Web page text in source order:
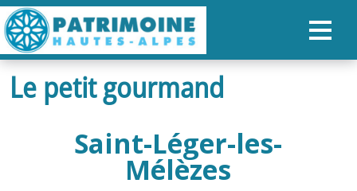
ACCUEIL
NOS PARCOURS
Le petit gourmand
Saint-Léger-les-
Mélèzes